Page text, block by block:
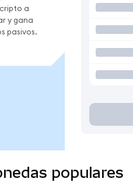
a
y gana
pasivos.
populares